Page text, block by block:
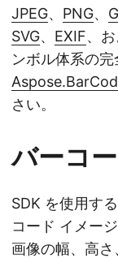
JPEG、 PNG、
SVG、 EXIF、
ンボル体系の完
さい。
バーコ
SDK を使用す
コード イメー
画像の幅、高